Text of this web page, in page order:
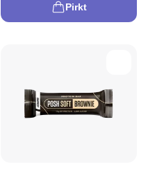
Pirkt